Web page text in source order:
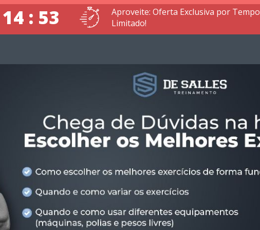
: 52
Aproveite: Oferta Exclusiva por Tempo
Limitado!